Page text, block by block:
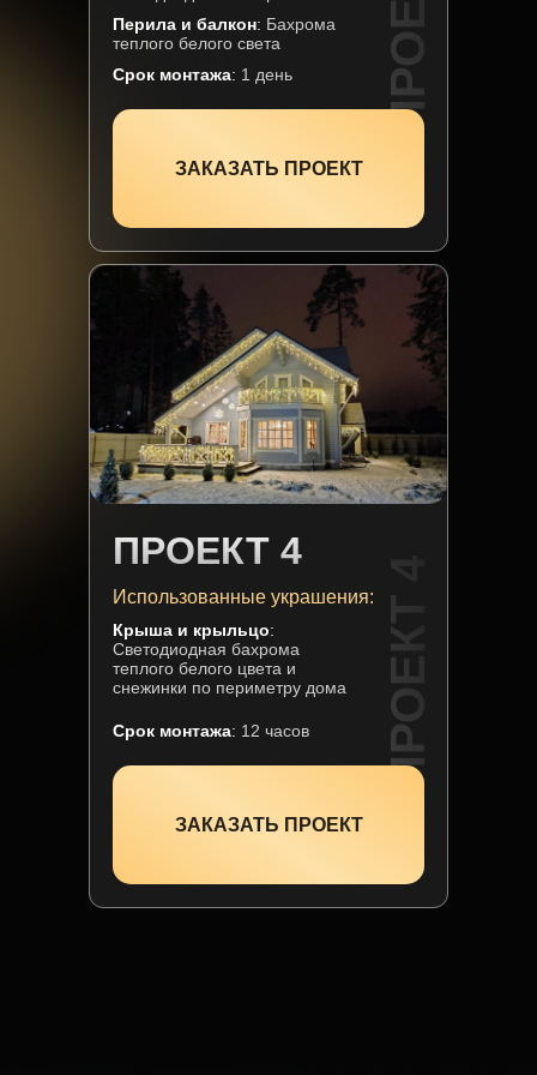
Перила и балкон: Бахрома
теплого белого света
Срок монтажа: 1 день
ЗАКАЗАТЬ ПРОЕКТ
ПРОЕКТ 4
ПРОЕКТ 4
Использованные украшения:
Крыша и крыльцо:
Светодиодная бахрома
теплого белого цвета и
снежинки по периметру дома
Срок монтажа: 12 часов
ЗАКАЗАТЬ ПРОЕКТ